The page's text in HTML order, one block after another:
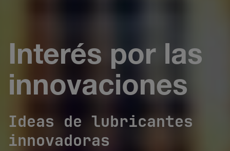
Interés por las
innovaciones
Ideas de lubricantes
innovadoras